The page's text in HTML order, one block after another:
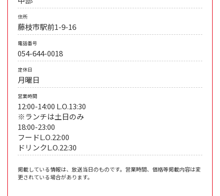
住所
藤枝市駅前1-9-16
電話番号
054-644-0018
定休日
月曜日
営業時間
12:00-14:00 L.O.13:30
※ランチは土日のみ
18:00-23:00
フードL.O.22:00
ドリンクL.O.22:30
掲載している情報は、放送当日のものです。営業時間、価格等掲載内容は変
更されている場合があります。